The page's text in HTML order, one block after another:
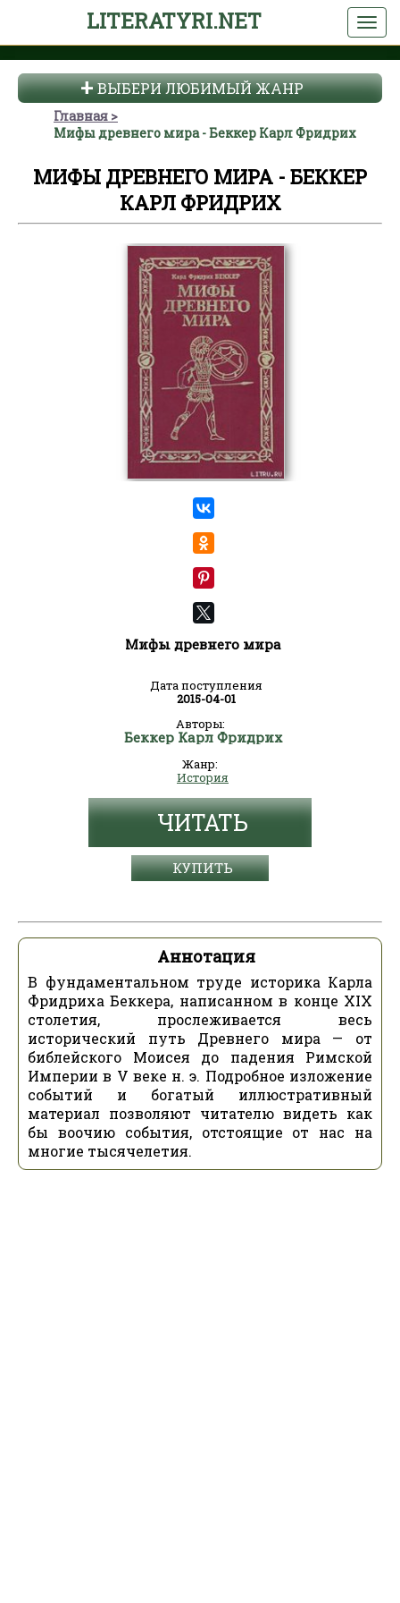
LITERATYRI.NET
ВЫБЕРИ ЛЮБИМЫЙ ЖАНР
Главная
Мифы древнего мира - Беккер Карл Фридрих
МИФЫ ДРЕВНЕГО МИРА - БЕККЕР
КАРЛ ФРИДРИХ
Мифы древнего мира
Дата поступления
2015-04-01
Авторы:
Беккер Карл Фридрих
Жанр:
История
ЧИТАТЬ
КУПИТЬ
Аннотация
В фундаментальном труде историка Карла
Фридриха Беккера, написанном в конце XIX
столетия, прослеживается весь
исторический путь Древнего мира — от
библейского Моисея до падения Римской
Империи в V веке н. э. Подробное изложение
событий и богатый иллюстративный
материал позволяют читателю видеть как
бы воочию события, отстоящие от нас на
многие тысячелетия.